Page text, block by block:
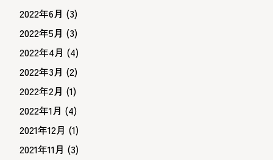
2022年6月 (3)
2022年5月 (3)
2022年4月 (4)
2022年3月 (2)
2022年2月 (1)
2022年1月 (4)
2021年12月 (1)
2021年11月 (3)